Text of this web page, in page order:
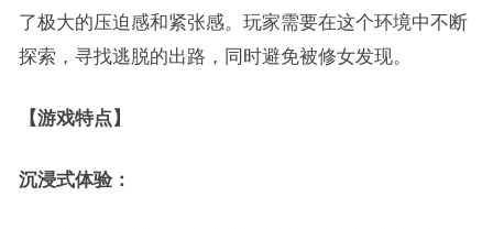
了极大的压迫感和紧张感。玩家需要在这个环境中不断
探索，寻找逃脱的出路，同时避免被修女发现。
【游戏特点】
沉浸式体验：